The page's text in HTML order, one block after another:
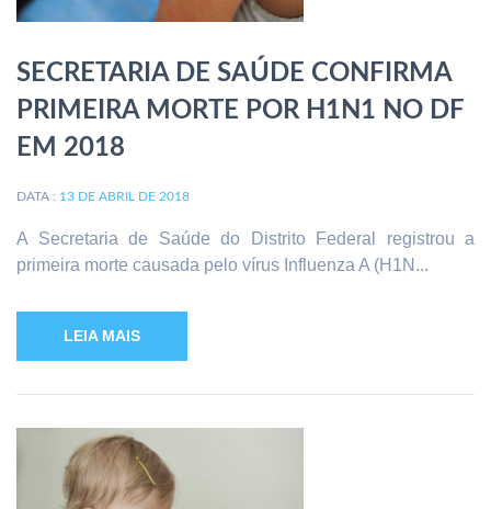
SECRETARIA DE SAÚDE CONFIRMA
PRIMEIRA MORTE POR H1N1 NO DF
EM 2018
DATA : 13 DE ABRIL DE 2018
A Secretaria de Saúde do Distrito Federal registrou a
primeira morte causada pelo vírus Influenza A (H1N...
LEIA MAIS